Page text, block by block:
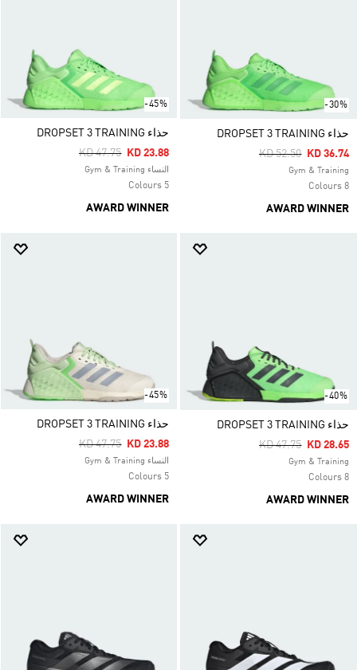
-30%
حذاء DROPSET 3 TRAINING
Price Reduced
KD 52.50ToKD 36.74
Gym & Training
8 Colours
AWARD WINNER
-45%
حذاء DROPSET 3 TRAINING
Price Reduced From
KD 47.75ToKD 23.88
النساء Gym & Training
5 Colours
AWARD WINNER
-40%
حذاء DROPSET 3 TRAINING
Price Reduced
KD 47.75ToKD 28.65
Gym & Training
8 Colours
AWARD WINNER
-45%
حذاء DROPSET 3 TRAINING
Price Reduced From
KD 47.75ToKD 23.88
النساء Gym & Training
5 Colours
AWARD WINNER